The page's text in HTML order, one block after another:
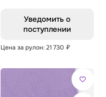
Уведомить о
поступлении
Цена за рулон: 21 730 ₽